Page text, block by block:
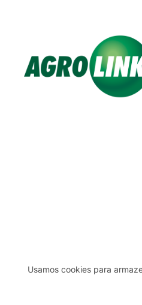
Usamos cookies para